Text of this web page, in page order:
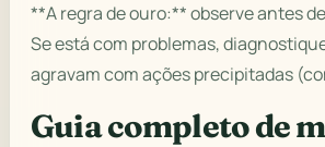
**A regra de ouro:** observe antes
Se está com problemas,
agravam com ações precipitadas
Guia completo de